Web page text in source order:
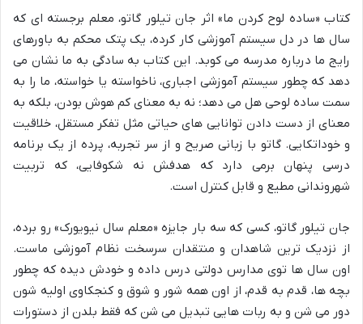
کتاب «ساده لوح کردن ما» اثر جان تیلور گاتو، معلم برجسته ای که
سال ها در دل سیستم آموزشی کار کرده، یک پتک محکم به باورهای
رایج ما درباره مدرسه می کوبد. این کتاب به سادگی به ما نشان می
دهد که چطور سیستم آموزشی اجباری، ناخواسته یا خواسته، ما را به
سمت ساده لوحی هل می دهد؛ نه به معنای کم هوش بودن، بلکه به
معنای از دست دادن توانایی های حیاتی مثل تفکر مستقل، خلاقیت
و خوداتکایی. گاتو با زبانی صریح و از سر تجربه، پرده از یک برنامه
درسی پنهان برمی دارد که هدفش نه شکوفایی، که تربیت
شهروندانی مطیع و قابل کنترل است.
جان تیلور گاتو، کسی که سه بار جایزه «معلم سال نیویورک» رو برده،
از نزدیک ترین شاهدان و منتقدان سرسخت نظام آموزشی ماست.
اون سال ها توی مدارس دولتی درس داده و خودش دیده که چطور
بچه ها، قدم به قدم، از اون همه شور و شوق و کنجکاوی اولیه شون
دور می شن و به ربات هایی تبدیل می شن که فقط بلدن از دستورات